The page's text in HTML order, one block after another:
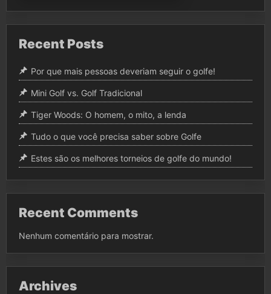
Recent Posts
Por que mais pessoas deveriam seguir o golfe!
Mini Golf vs. Golf Tradicional
Tiger Woods: O homem, o mito, a lenda
Tudo o que você precisa saber sobre Golfe
Estes são os melhores torneios de golfe do mundo!
Recent Comments
Nenhum comentário para mostrar.
Archives